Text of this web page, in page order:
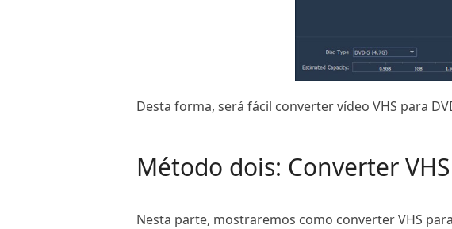
Desta forma, será fácil converter vídeo VHS para
Método dois: Converter
Nesta parte, mostraremos como converter VHS